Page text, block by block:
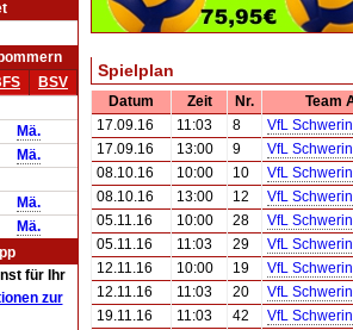
BSV
Mä.
Mä.
Mä.
Mä.
für Ihr
zur
Spielplan
Datum Zeit Nr.
Team
17.09.16
11:03 8
VfL Schwerin
17.09.16
13:00 9
VfL Schwerin
08.10.16
10:00 10
VfL Schwerin
08.10.16
13:00 12
VfL Schwerin
05.11.16
10:00 28
VfL
05.11.16
11:03 29
VfL
12.11.16
10:00 19
VfL
12.11.16
11:03 20
VfL
19.11.16
11:03 42
VfL Schwerin